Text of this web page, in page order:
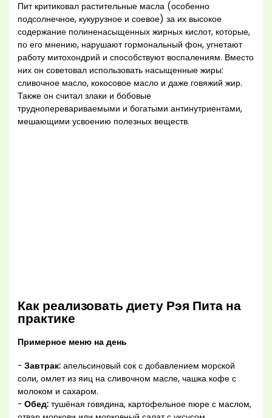
Пит критиковал растительные масла (особенно
подсолнечное, кукурузное и соевое) за их высокое
содержание полиненасыщенных жирных кислот, которые,
по его мнению, нарушают гормональный фон, угнетают
работу митохондрий и способствуют воспалениям. Вместо
них он советовал использовать насыщенные жиры:
сливочное масло, кокосовое масло и даже говяжий жир.
Также он считал злаки и бобовые
трудноперевариваемыми и богатыми антинутриентами,
мешающими усвоению полезных веществ.
Как реализовать диету Рэя Пита на
практике
Примерное меню на день
-Завтрак: апельсиновый сок с добавлением морской
соли, омлет из яиц на сливочном масле, чашка кофе с
молоком и сахаром.
-Обед: тушёная говядина, картофельное пюре с маслом,